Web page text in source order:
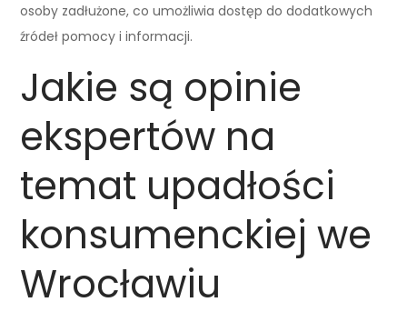
osoby zadłużone, co umożliwia dostęp do dodatkowych
źródeł pomocy i informacji.
Jakie są opinie
ekspertów na
temat upadłości
konsumenckiej we
Wrocławiu